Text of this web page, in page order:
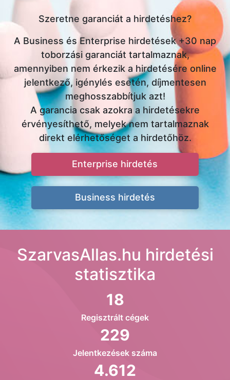
Szeretne garanciát a hirdetéshez?
A Business és Enterprise hirdetések +30 nap
toborzási garanciát tartalmaznak,
amennyiben nem érkezik a hirdetésére online
jelentkező, igénylés esetén, díjmentesen
meghosszabbítjuk azt!
A garancia csak azokra a hirdetésekre
érvényesíthető, melyek nem tartalmaznak
direkt elérhetőséget a hirdetőhöz.
Enterprise hirdetés
Business hirdetés
SzarvasAllas.hu hirdetési
statisztika
18
Regisztrált cégek
229
Jelentkezések száma
4.612